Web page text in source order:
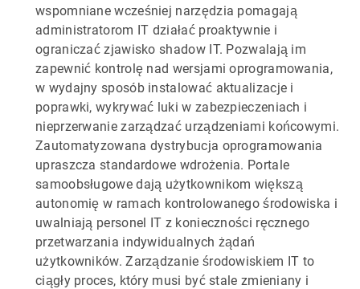
wspomniane wcześniej narzędzia pomagają
administratorom IT działać proaktywnie i
ograniczać zjawisko shadow IT. Pozwalają im
zapewnić kontrolę nad wersjami oprogramowania,
w wydajny sposób instalować aktualizacje i
poprawki, wykrywać luki w zabezpieczeniach i
nieprzerwanie zarządzać urządzeniami końcowymi.
Zautomatyzowana dystrybucja oprogramowania
upraszcza standardowe wdrożenia. Portale
samoobsługowe dają użytkownikom większą
autonomię w ramach kontrolowanego środowiska i
uwalniają personel IT z konieczności ręcznego
przetwarzania indywidualnych żądań
użytkowników. Zarządzanie środowiskiem IT to
ciągły proces, który musi być stale zmieniany i